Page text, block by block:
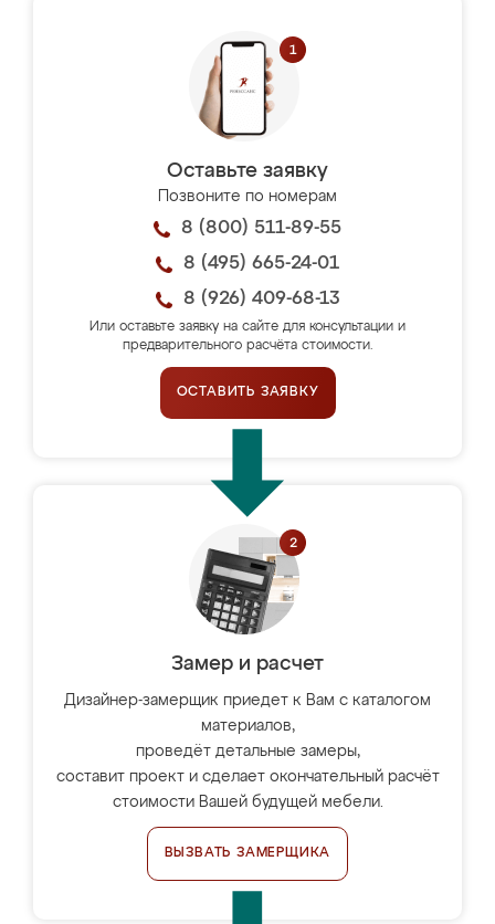
Оставьте заявку
Позвоните по номерам
8 (800) 511-89-55
8 (495) 665-24-01
8 (926) 409-68-13
Или оставьте заявку на сайте для консультации и
предварительного расчёта стоимости.
ОСТАВИТЬ ЗАЯВКУ
Замер и расчет
Дизайнер-замерщик приедет к Вам с каталогом
материалов,
проведёт детальные замеры,
составит проект и сделает окончательный расчёт
стоимости Вашей будущей мебели.
ВЫЗВАТЬ ЗАМЕРЩИКА